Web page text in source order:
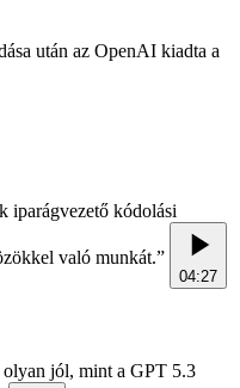
után az OpenAI kiadta a
iparágvezető kódolási
való munkát.”
04:27
jól, mint a GPT 5.3